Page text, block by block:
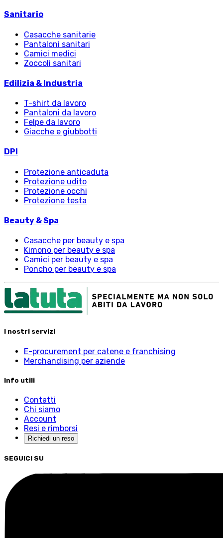
Sanitario
Casacche sanitarie
Pantaloni sanitari
Camici medici
Zoccoli sanitari
Edilizia & Industria
T-shirt da lavoro
Pantaloni da lavoro
Felpe da lavoro
Giacche e giubbotti
DPI
Protezione anticaduta
Protezione udito
Protezione occhi
Protezione testa
Beauty & Spa
Casacche per beauty e spa
Kimono per beauty e spa
Camici per beauty e spa
Poncho per beauty e spa
I nostri servizi
E-procurement per catene e franchising
Merchandising per aziende
Info utili
Contatti
Chi siamo
Account
Resi e rimborsi
Richiedi un reso
SEGUICI SU